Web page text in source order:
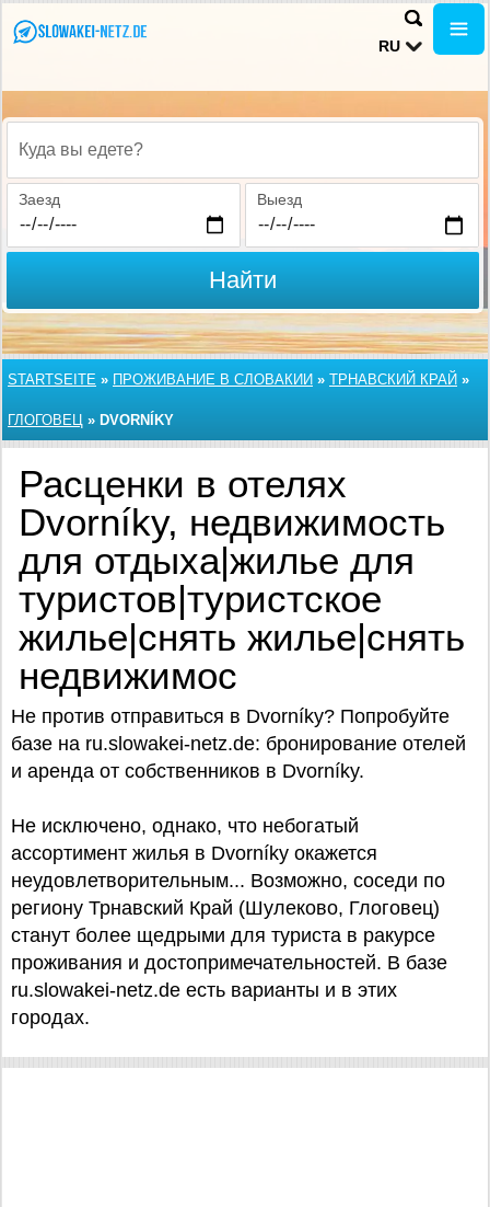
RU
Куда вы едете?
Заезд Выезд
Найти
STARTSEITE » ПРОЖИВАНИЕ В СЛОВАКИИ » ТРНАВСКИЙ КРАЙ »
ГЛОГОВЕЦ » DVORNÍKY
Расценки в отелях
Dvorníky, недвижимость
для отдыха|жилье для
туристов|туристское
жилье|снять жилье|снять
недвижимос
Не против отправиться в Dvorníky? Попробуйте
базe на ru.slowakei-netz.de: бронирование отелей
и аренда от собственников в Dvorníky.
Не исключено, однако, что небогатый
ассортимент жилья в Dvorníky окажется
неудовлетворительным... Возможно, соседи по
региону Трнавский Край (Шулеково, Глоговец)
станут более щедрыми для туриста в ракурсе
проживания и достопримечательностей. В базе
ru.slowakei-netz.de есть варианты и в этих
городах.